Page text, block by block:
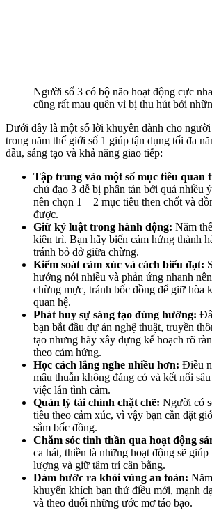
Người số 3 có bộ não hoạt động cực
cũng rất mau quên vì bị thu hút bởi
Dưới đây là một số lời khuyên dành cho người
trong năm thế giới số 1 giúp tận dụng tối đa
đầu, sáng tạo và khả năng giao tiếp:
Tập trung vào một số mục tiêu quan
chủ đạo 3 dễ bị phân tán bởi quá nhiều
nên chọn 1 – 2 mục tiêu then chốt và
được.
Giữ kỷ luật trong hành động: Năm
kiên trì. Bạn hãy biến cảm hứng thành
tránh bỏ dở giữa chừng.
Kiểm soát cảm xúc và cách biểu đạt:
hướng nói nhiều và phản ứng nhanh
chừng mực, tránh bốc đồng để giữ hòa
quan hệ.
Phát huy sự sáng tạo đúng hướng:
bạn bắt đầu dự án nghệ thuật, truyền
tạo nhưng hãy xây dựng kế hoạch rõ
theo cảm hứng.
Học cách lắng nghe nhiều hơn: Điều
mâu thuẫn không đáng có và kết nối
việc lẫn tình cảm.
Quản lý tài chính chặt chẽ: Người có
tiêu theo cảm xúc, vì vậy bạn cần đặt
sắm bốc đồng.
Chăm sóc tinh thần qua hoạt động
ca hát, thiền là những hoạt động sẽ giúp
lượng và giữ tâm trí cân bằng.
Dám bước ra khỏi vùng an toàn:
khuyến khích bạn thử điều mới, mạnh
và theo đuổi những ước mơ táo bạo.